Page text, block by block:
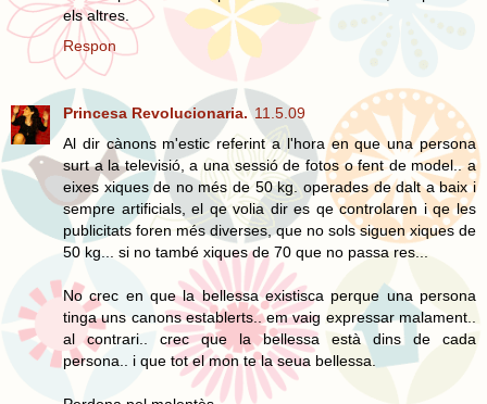
els altres.
Respon
Princesa Revolucionaria. 11.5.09
Al dir cànons m'estic referint a l'hora en que una persona
surt a la televisió, a una sessió de fotos o fent de model.. a
eixes xiques de no més de 50 kg. operades de dalt a baix i
sempre artificials, el qe volia dir es qe controlaren i qe les
publicitats foren més diverses, que no sols siguen xiques de
50 kg... si no també xiques de 70 que no passa res...
No crec en que la bellessa existisca perque una persona
tinga uns canons establerts.. em vaig expressar malament..
al contrari.. crec que la bellessa està dins de cada
persona.. i que tot el mon te la seua bellessa.